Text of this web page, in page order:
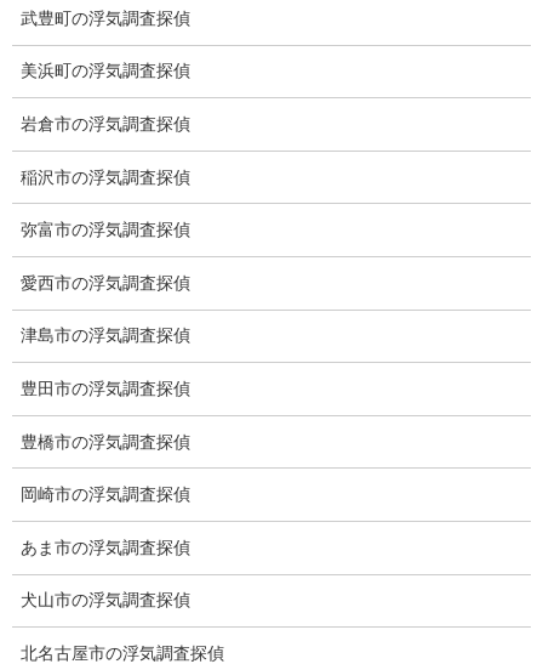
愛知県名古屋市中区栄3-7ｰ4
Toshin.Sakuraビル 10F
愛知県名古屋市中区新栄2丁目41-11
愛知県公安委員会 第54250033号
【出張面談いたします】
子供のお迎え、パート、お仕事の都合などで、お時間のない方、
愛知県内でご面談場所のご要望がございましたら、お申し付けく
ださい。
武豊町の浮気調査探偵
美浜町の浮気調査探偵
岩倉市の浮気調査探偵
稲沢市の浮気調査探偵
弥富市の浮気調査探偵
愛西市の浮気調査探偵
津島市の浮気調査探偵
豊田市の浮気調査探偵
豊橋市の浮気調査探偵
岡崎市の浮気調査探偵
あま市の浮気調査探偵
犬山市の浮気調査探偵
北名古屋市の浮気調査探偵